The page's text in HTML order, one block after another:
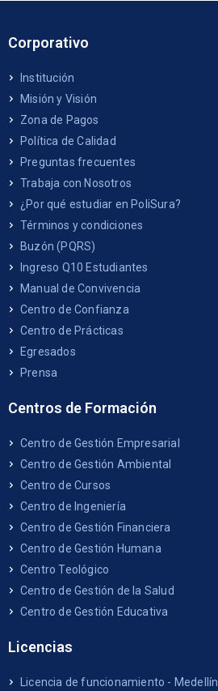
Corporativo
Institución
Misión y Visión
Zona de Pagos
Política de Calidad
Preguntas frecuentes
Trabaja con Nosotros
¿Por qué estudiar en PoliSura?
Términos y condiciones
Buzón (PQRS)
Ingreso Q10 Estudiantes
Manual de Convivencia
Centro de Confianza
Centro de Prácticas
Egresados
Prensa
Centros de Formación
Centro de Gestión Empresarial
Centro de Gestión Ambiental
Centro de Cursos
Centro de Ingeniería
Centro de Gestión Financiera
Centro de Gestión Humana
Centro Teológico
Centro de Gestión de la Salud
Centro de Gestión Educativa
Licencias
Licencia de funcionamiento - Medellín